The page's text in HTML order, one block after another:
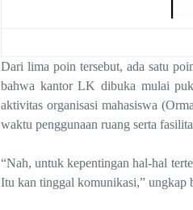
Dari lima poin tersebut, ada satu
bahwa kantorLK dibuka mulai
aktivitas organisasi mahasiswa
waktu penggunaan ruang serta
“Nah, untuk kepentingan hal-hal
Itu kan tinggal komunikasi,” ungkap